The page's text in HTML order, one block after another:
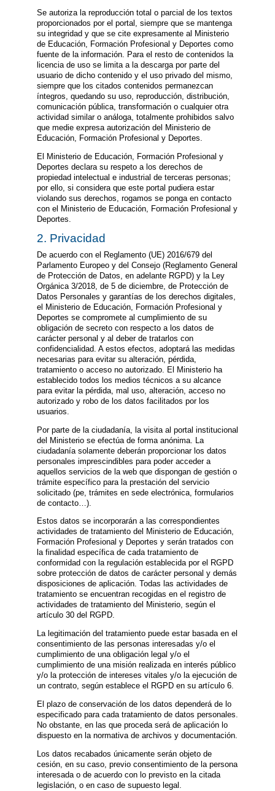
Se autoriza la reproducción total o parcial de los textos
proporcionados por el portal, siempre que se mantenga
su integridad y que se cite expresamente al Ministerio
de Educación, Formación Profesional y Deportes como
fuente de la información. Para el resto de contenidos la
licencia de uso se limita a la descarga por parte del
usuario de dicho contenido y el uso privado del mismo,
siempre que los citados contenidos permanezcan
íntegros, quedando su uso, reproducción, distribución,
comunicación pública, transformación o cualquier otra
actividad similar o análoga, totalmente prohibidos salvo
que medie expresa autorización del Ministerio de
Educación, Formación Profesional y Deportes.
El Ministerio de Educación, Formación Profesional y
Deportes declara su respeto a los derechos de
propiedad intelectual e industrial de terceras personas;
por ello, si considera que este portal pudiera estar
violando sus derechos, rogamos se ponga en contacto
con el Ministerio de Educación, Formación Profesional y
Deportes.
2. Privacidad
De acuerdo con el Reglamento (UE) 2016/679 del
Parlamento Europeo y del Consejo (Reglamento General
de Protección de Datos, en adelante RGPD) y la Ley
Orgánica 3/2018, de 5 de diciembre, de Protección de
Datos Personales y garantías de los derechos digitales,
el Ministerio de Educación, Formación Profesional y
Deportes se compromete al cumplimiento de su
obligación de secreto con respecto a los datos de
carácter personal y al deber de tratarlos con
confidencialidad. A estos efectos, adoptará las medidas
necesarias para evitar su alteración, pérdida,
tratamiento o acceso no autorizado. El Ministerio ha
establecido todos los medios técnicos a su alcance
para evitar la pérdida, mal uso, alteración, acceso no
autorizado y robo de los datos facilitados por los
usuarios.
Por parte de la ciudadanía, la visita al portal institucional
del Ministerio se efectúa de forma anónima. La
ciudadanía solamente deberán proporcionar los datos
personales imprescindibles para poder acceder a
aquellos servicios de la web que dispongan de gestión o
trámite específico para la prestación del servicio
solicitado (pe, trámites en sede electrónica, formularios
de contacto…).
Estos datos se incorporarán a las correspondientes
actividades de tratamiento del Ministerio de Educación,
Formación Profesional y Deportes y serán tratados con
la finalidad específica de cada tratamiento de
conformidad con la regulación establecida por el RGPD
sobre protección de datos de carácter personal y demás
disposiciones de aplicación. Todas las actividades de
tratamiento se encuentran recogidas en el registro de
actividades de tratamiento del Ministerio, según el
artículo 30 del RGPD.
La legitimación del tratamiento puede estar basada en el
consentimiento de las personas interesadas y/o el
cumplimiento de una obligación legal y/o el
cumplimiento de una misión realizada en interés público
y/o la protección de intereses vitales y/o la ejecución de
un contrato, según establece el RGPD en su artículo 6.
El plazo de conservación de los datos dependerá de lo
especificado para cada tratamiento de datos personales.
No obstante, en las que proceda será de aplicación lo
dispuesto en la normativa de archivos y documentación.
Los datos recabados únicamente serán objeto de
cesión, en su caso, previo consentimiento de la persona
interesada o de acuerdo con lo previsto en la citada
legislación, o en caso de supuesto legal.